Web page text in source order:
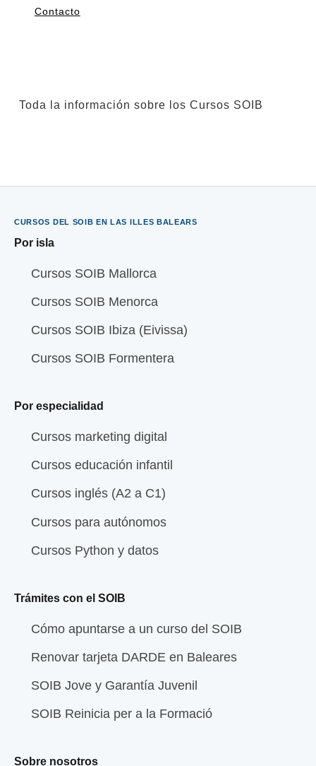
Contacto
Toda la información sobre los Cursos SOIB
CURSOS DEL SOIB EN LAS ILLES BALEARS
Por isla
Cursos SOIB Mallorca
Cursos SOIB Menorca
Cursos SOIB Ibiza (Eivissa)
Cursos SOIB Formentera
Por especialidad
Cursos marketing digital
Cursos educación infantil
Cursos inglés (A2 a C1)
Cursos para autónomos
Cursos Python y datos
Trámites con el SOIB
Cómo apuntarse a un curso del SOIB
Renovar tarjeta DARDE en Baleares
SOIB Jove y Garantía Juvenil
SOIB Reinicia per a la Formació
Sobre nosotros